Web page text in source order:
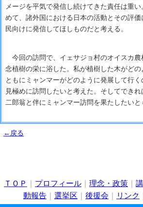
メージを平気で発信し続けてきた責任は重
めて、諸外国における日本の活動とその評
民向けに発信してほしものだと考える。
今回の訪問で、イェサジョ村のオイスカ農
念植樹の栄に浴した。私が植樹した木がどの
ともにミャンマーがどのように発展して行
見極めに訪問したいと考えた。そしてでき
二郎翁と伴にミャンマー訪問を果たしたいと
←戻る
ＴＯＰ プロフィール 理念・政策
動報告
選挙区 後援会 リンク